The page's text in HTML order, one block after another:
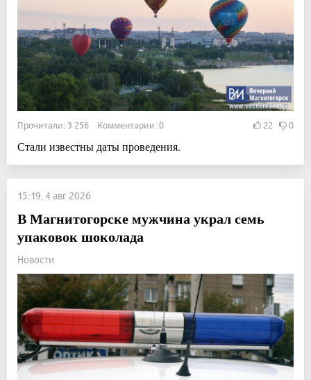
Прочитали: 3 256 Комментарии: 0 22 0
Стали известны даты проведения.
15:19, 4 авг 2026
В Магнитогорске мужчина украл семь
упаковок шоколада
Новости